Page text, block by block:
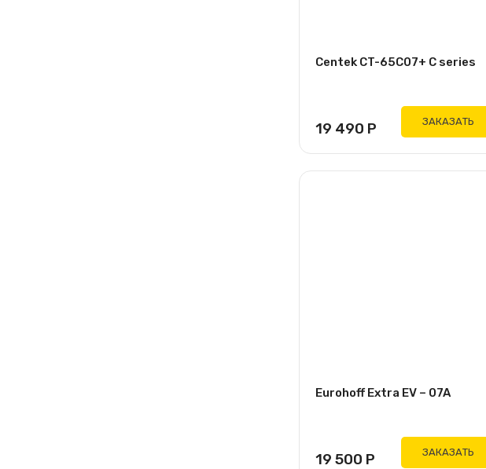
Centek CT-65C07+ C series
19 490 Р ЗАКАЗАТЬ
Eurohoff Extra EV – 07A
19 500 Р ЗАКАЗАТЬ